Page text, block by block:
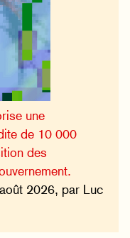
une
de 10 000
des
2026, par Luc